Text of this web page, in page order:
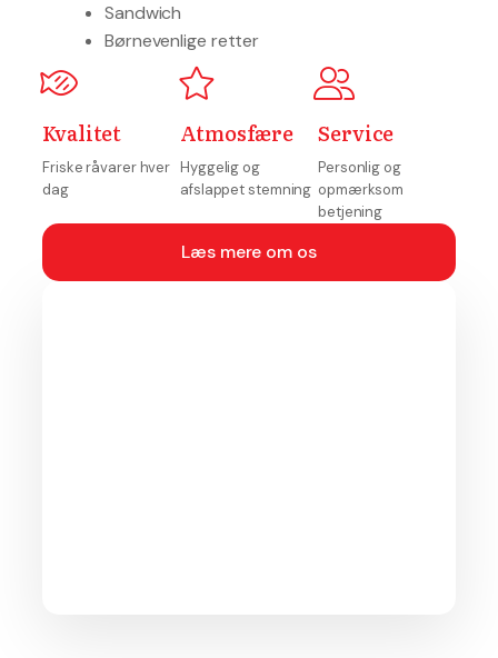
Sandwich
Børnevenlige retter​
Kvalitet
Friske råvarer hver
dag
Atmosfære
Hyggelig og
afslappet stemning
Service
Personlig og
opmærksom
betjening
Læs mere om os